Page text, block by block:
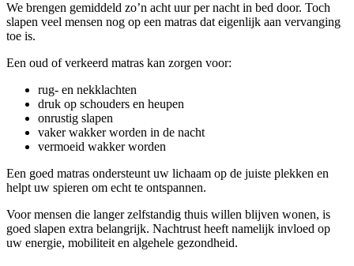
We brengen gemiddeld zo’n acht uur per nacht in bed door. Toch
slapen veel mensen nog op een matras dat eigenlijk aan vervanging
toe is.
Een oud of verkeerd matras kan zorgen voor:
rug- en nekklachten
druk op schouders en heupen
onrustig slapen
vaker wakker worden in de nacht
vermoeid wakker worden
Een goed matras ondersteunt uw lichaam op de juiste plekken en
helpt uw spieren om echt te ontspannen.
Voor mensen die langer zelfstandig thuis willen blijven wonen, is
goed slapen extra belangrijk. Nachtrust heeft namelijk invloed op
uw energie, mobiliteit en algehele gezondheid.